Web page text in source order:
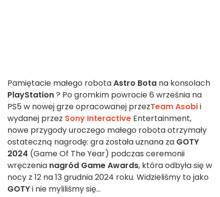
Pamiętacie małego robotaAstro Bota na konsolach
PlayStation? Po gromkim powrocie 6 września na
PS5 w nowej grze opracowanej przezTeam Asobii
wydanej przez Sony Interactive Entertainment,
nowe przygody uroczego małego robota otrzymały
ostateczną nagrodę: gra została uznana za GOTY
2024 (Game Of The Year) podczas ceremonii
wręczenia nagród Game Awards, która odbyła się w
nocy z 12 na 13 grudnia 2024 roku. Widzieliśmy to jako
GOTYi nie myliliśmy się...